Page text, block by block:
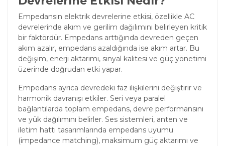
Empedansın elektrik devrelerine etkisi, özellikle AC
devrelerinde akım ve gerilim dağılımını belirleyen kritik
bir faktördür. Empedans arttığında devreden geçen
akım azalır, empedans azaldığında ise akım artar. Bu
değişim, enerji aktarımı, sinyal kalitesi ve güç yönetimi
üzerinde doğrudan etki yapar.
Empedans ayrıca devredeki faz ilişkilerini değiştirir ve
harmonik davranışı etkiler. Seri veya paralel
bağlantılarda toplam empedans, devre performansını
ve yük dağılımını belirler. Ses sistemleri, anten ve
iletim hattı tasarımlarında empedans uyumu
(impedance matching), maksimum güç aktarımı ve